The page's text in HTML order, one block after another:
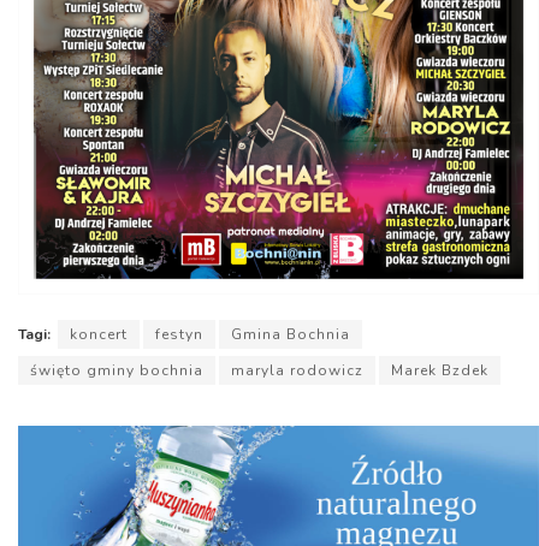
Tagi: koncert festyn
Gmina Bochnia
święto gminy bochnia
maryla rodowicz Marek Bzdek